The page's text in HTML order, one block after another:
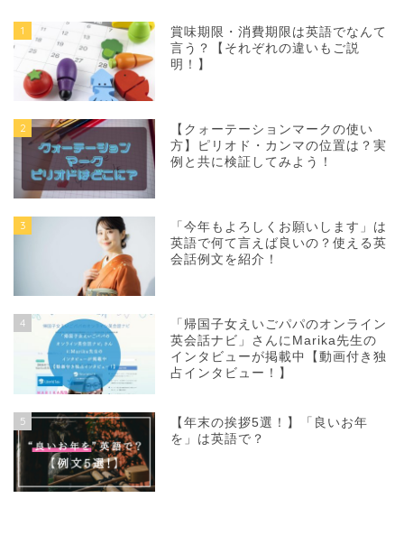
1
賞味期限・消費期限は英語でなんて
言う？【それぞれの違いもご説
明！】
2
【クォーテーションマークの使い
方】ピリオド・カンマの位置は？実
例と共に検証してみよう！
3
「今年もよろしくお願いします」は
英語で何て言えば良いの？使える英
会話例文を紹介！
4
「帰国子女えいごパパのオンライン
英会話ナビ」さんにMarika先生の
インタビューが掲載中【動画付き独
占インタビュー！】
5
【年末の挨拶5選！】「良いお年
を」は英語で？